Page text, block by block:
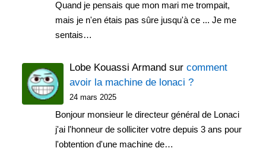
Quand je pensais que mon mari me trompait,
mais je n'en étais pas sûre jusqu'à ce ... Je me
sentais…
Lobe Kouassi Armand surcomment
avoir la machine de lonaci ?
24 mars 2025
Bonjour monsieur le directeur général de Lonaci
j'ai l'honneur de solliciter votre depuis 3 ans pour
l'obtention d'une machine de…